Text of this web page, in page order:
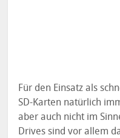
Für den Einsatz als
SD-Karten natürlich
aber auch nicht im
Drives sind vor allem